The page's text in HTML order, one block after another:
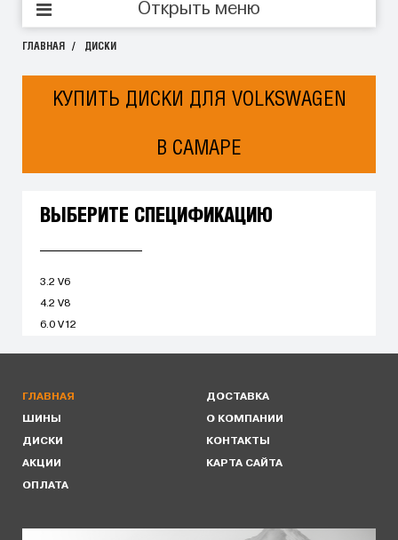
Открыть меню
ГЛАВНАЯ ДИСКИ
КУПИТЬ ДИСКИ ДЛЯ VOLKSWAGEN
В САМАРЕ
ВЫБЕРИТЕ СПЕЦИФИКАЦИЮ
3.2 V6
4.2 V8
6.0 V12
ГЛАВНАЯ
ШИНЫ
ДИСКИ
АКЦИИ
ОПЛАТА
ДОСТАВКА
О КОМПАНИИ
КОНТАКТЫ
КАРТА САЙТА